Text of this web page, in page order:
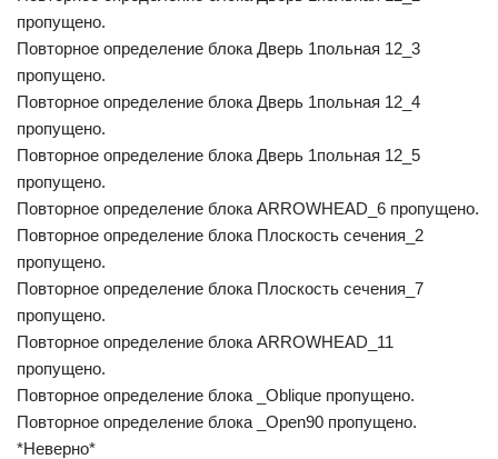
пропущено.
Повторное определение блока Дверь 1польная 12_3
пропущено.
Повторное определение блока Дверь 1польная 12_4
пропущено.
Повторное определение блока Дверь 1польная 12_5
пропущено.
Повторное определение блока ARROWHEAD_6 пропущено.
Повторное определение блока Плоскость сечения_2
пропущено.
Повторное определение блока Плоскость сечения_7
пропущено.
Повторное определение блока ARROWHEAD_11
пропущено.
Повторное определение блока _Oblique пропущено.
Повторное определение блока _Open90 пропущено.
*Неверно*